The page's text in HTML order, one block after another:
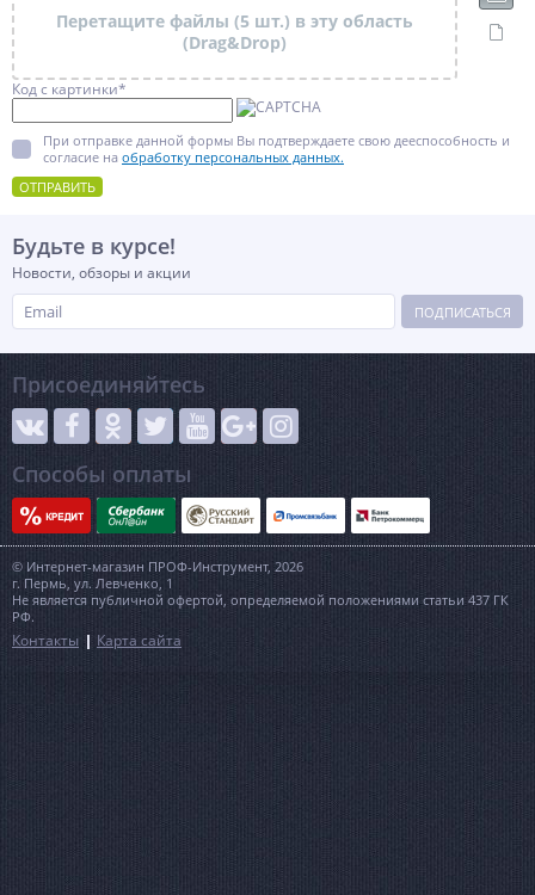
Перетащите файлы (5 шт.) в эту область
(Drag&Drop)
Код с картинки*
При отправке данной формы Вы подтверждаете свою дееспособность и
согласие на обработку персональных данных.
ОТПРАВИТЬ
Будьте в курсе!
Новости, обзоры и акции
ПОДПИСАТЬСЯ
Присоединяйтесь
Способы оплаты
© Интернет-магазин ПРОФ-Инструмент, 2026
г. Пермь, ул. Левченко, 1
Не является публичной офертой, определяемой положениями статьи 437 ГК
РФ.
Контакты Карта сайта